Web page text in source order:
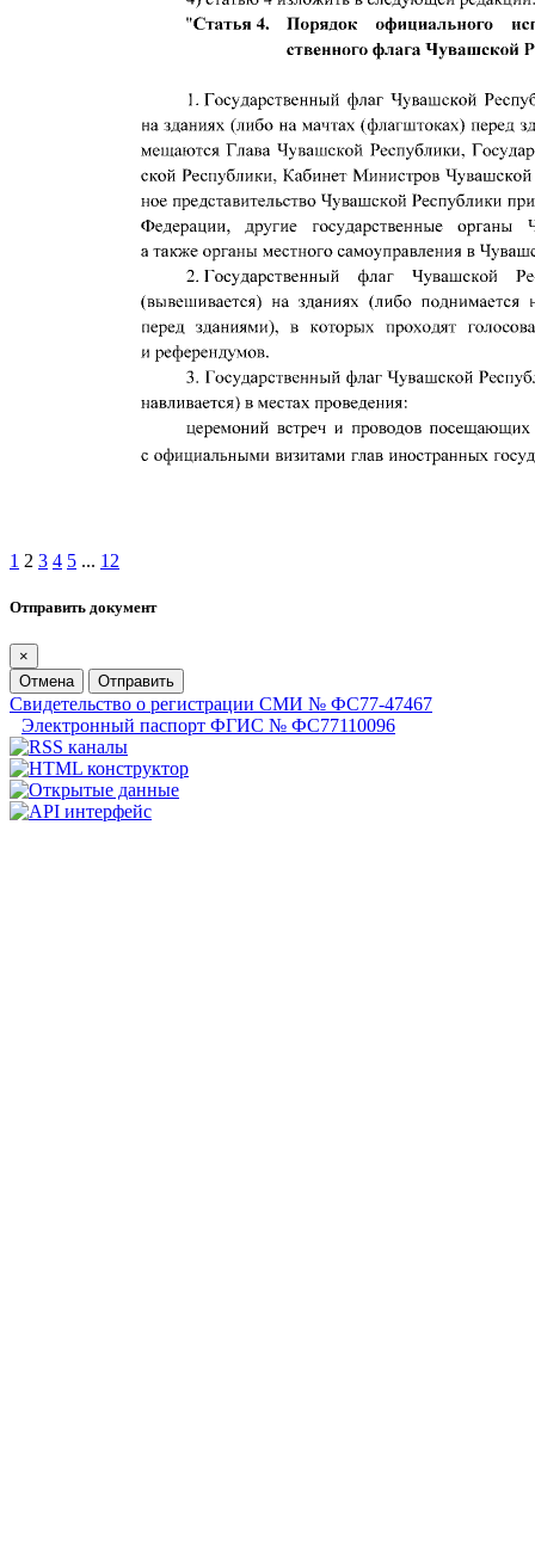
1 2 3 4 5 ... 12
Отправить документ
×
Отмена
Отправить
Свидетельство о регистрации СМИ № ФС77-47467
Электронный паспорт ФГИС № ФС77110096